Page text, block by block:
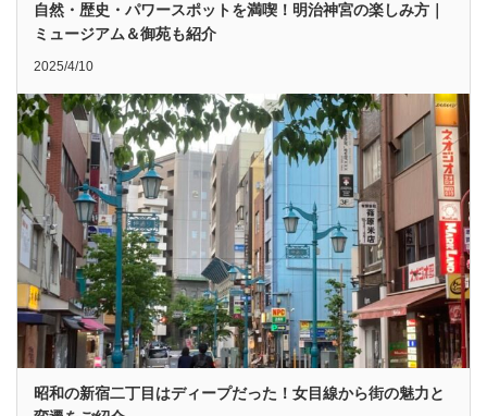
自然・歴史・パワースポットを満喫！明治神宮の楽しみ方｜
ミュージアム＆御苑も紹介
2025/4/10
昭和の新宿二丁目はディープだった！女目線から街の魅力と